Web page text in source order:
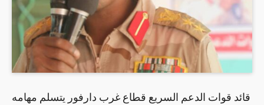
قائد قوات الدعم السريع قطاع غرب دارفور يتسلم مهامه